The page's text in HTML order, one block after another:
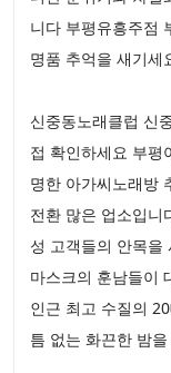
니다 부평유흥주점
명품 추억을 새기세
신중동노래클럽 신
접 확인하세요 부평
명한 아가씨노래방
전환 많은 업소입니
성 고객들의 안목을
마스크의 훈남들이
인근 최고 수질의
틈 없는 화끈한 밤